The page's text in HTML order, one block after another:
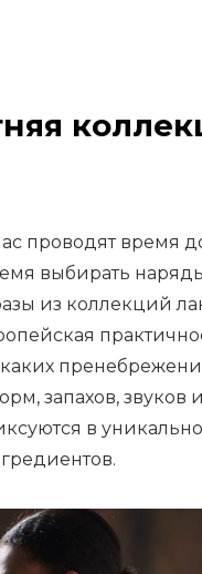
проводят время
выбирать
из коллекций
запахов,
в